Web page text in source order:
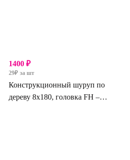
1400 ₽
29₽ за шт
Конструкционный шуруп по
дереву 8х180, головка FH –